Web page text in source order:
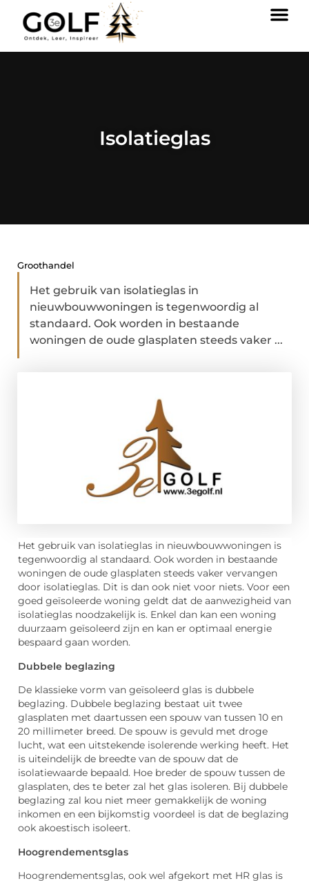
Isolatieglas
Groothandel
Het gebruik van isolatieglas in
nieuwbouwwoningen is tegenwoordig al
standaard. Ook worden in bestaande
woningen de oude glasplaten steeds vaker ...
Het gebruik van isolatieglas in nieuwbouwwoningen is
tegenwoordig al standaard. Ook worden in bestaande
woningen de oude glasplaten steeds vaker vervangen
door isolatieglas. Dit is dan ook niet voor niets. Voor een
goed geïsoleerde woning geldt dat de aanwezigheid van
isolatieglas noodzakelijk is. Enkel dan kan een woning
duurzaam geïsoleerd zijn en kan er optimaal energie
bespaard gaan worden.
Dubbele beglazing
De klassieke vorm van geïsoleerd glas is dubbele
beglazing. Dubbele beglazing bestaat uit twee
glasplaten met daartussen een spouw van tussen 10 en
20 millimeter breed. De spouw is gevuld met droge
lucht, wat een uitstekende isolerende werking heeft. Het
is uiteindelijk de breedte van de spouw dat de
isolatiewaarde bepaald. Hoe breder de spouw tussen de
glasplaten, des te beter zal het glas isoleren. Bij dubbele
beglazing zal kou niet meer gemakkelijk de woning
inkomen en een bijkomstig voordeel is dat de beglazing
ook akoestisch isoleert.
Hoogrendementsglas
Hoogrendementsglas, ook wel afgekort met HR glas is